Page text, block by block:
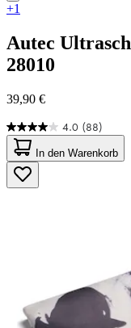
+1
Autec
28010
39,90 €
4.0 (88)
4.0
von
5
Sternen.
88
In den Warenkorb